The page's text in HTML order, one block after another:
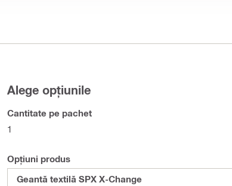
Alege opțiunile
Cantitate pe pachet
1
Opțiuni produs
Geantă textilă SPX X-Change